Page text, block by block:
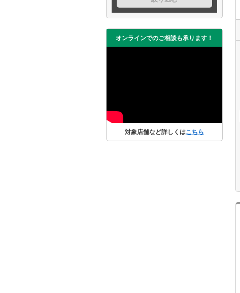
オンラインでのご相談も承ります！
対象店舗など詳しくはこちら